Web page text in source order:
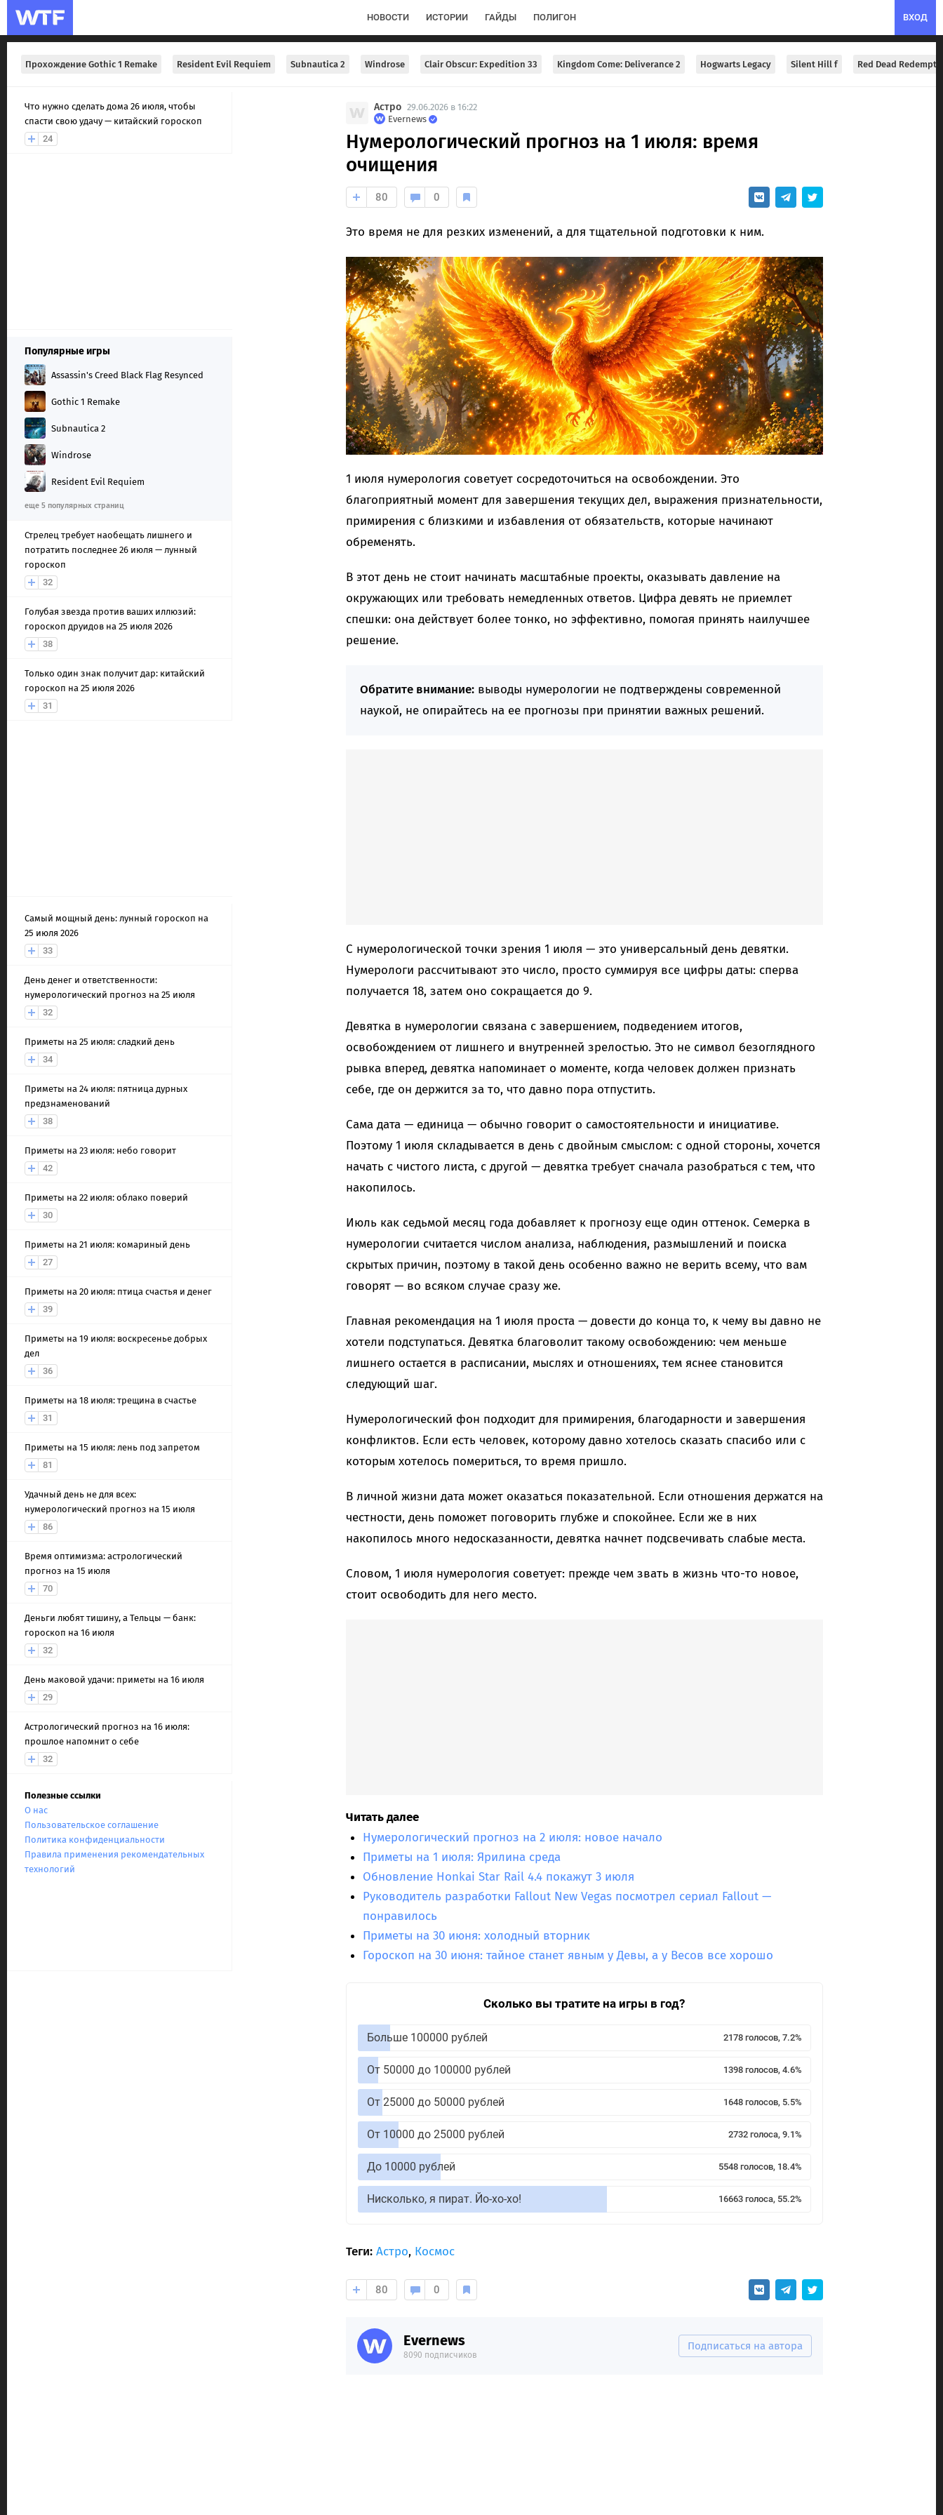
ВХОД
НОВОСТИ ИСТОРИИ ГАЙДЫ ПОЛИГОН
Прохождение Gothic 1 Remake Resident Evil Requiem Subnautica 2 Windrose Clair Obscur: Expedition 33 Kingdom Come: Deliverance 2 Hogwarts Legacy Silent Hill f Red Dead
Что нужно сделать дома 26 июля, чтобы
спасти свою удачу — китайский гороскоп
24
Популярные игры
Assassin's Creed Black Flag Resynced
Gothic 1 Remake
Subnautica 2
Windrose
Resident Evil Requiem
еще 5 популярных страниц
Стрелец требует наобещать лишнего и
потратить последнее 26 июля — лунный
гороскоп
32
Голубая звезда против ваших иллюзий:
гороскоп друидов на 25 июля 2026
38
Только один знак получит дар: китайский
гороскоп на 25 июля 2026
31
Самый мощный день: лунный гороскоп на
25 июля 2026
33
День денег и ответственности:
нумерологический прогноз на 25 июля
32
Приметы на 25 июля: сладкий день
34
Приметы на 24 июля: пятница дурных
предзнаменований
38
Приметы на 23 июля: небо говорит
42
Приметы на 22 июля: облако поверий
30
Приметы на 21 июля: комариный день
27
Приметы на 20 июля: птица счастья и денег
39
Приметы на 19 июля: воскресенье добрых
дел
36
Приметы на 18 июля: трещина в счастье
31
Приметы на 15 июля: лень под запретом
81
Удачный день не для всех:
нумерологический прогноз на 15 июля
86
Время оптимизма: астрологический
прогноз на 15 июля
70
Деньги любят тишину, а Тельцы — банк:
гороскоп на 16 июля
32
День маковой удачи: приметы на 16 июля
29
Астрологический прогноз на 16 июля:
прошлое напомнит о себе
32
Полезные ссылки
О нас
Пользовательское соглашение
Политика конфиденциальности
Правила применения рекомендательных
технологий
Астро 29.06.2026 в 16:22
Evernews
Нумерологический прогноз на 1 июля: время
очищения
80 0
Это время не для резких изменений, а для тщательной подготовки к ним.
1 июля нумерология советует сосредоточиться на освобождении. Это
благоприятный момент для завершения текущих дел, выражения признательности,
примирения с близкими и избавления от обязательств, которые начинают
обременять.
В этот день не стоит начинать масштабные проекты, оказывать давление на
окружающих или требовать немедленных ответов. Цифра девять не приемлет
спешки: она действует более тонко, но эффективно, помогая принять наилучшее
решение.
Обратите внимание:выводы нумерологии не подтверждены современной
наукой, не опирайтесь на ее прогнозы при принятии важных решений.
С нумерологической точки зрения 1 июля — это универсальный день девятки.
Нумерологи рассчитывают это число, просто суммируя все цифры даты: сперва
получается 18, затем оно сокращается до 9.
Девятка в нумерологии связана с завершением, подведением итогов,
освобождением от лишнего и внутренней зрелостью. Это не символ безоглядного
рывка вперед, девятка напоминает о моменте, когда человек должен признать
себе, где он держится за то, что давно пора отпустить.
Сама дата — единица — обычно говорит о самостоятельности и инициативе.
Поэтому 1 июля складывается в день с двойным смыслом: с одной стороны, хочется
начать с чистого листа, с другой — девятка требует сначала разобраться с тем, что
накопилось.
Июль как седьмой месяц года добавляет к прогнозу еще один оттенок. Семерка в
нумерологии считается числом анализа, наблюдения, размышлений и поиска
скрытых причин, поэтому в такой день особенно важно не верить всему, что вам
говорят — во всяком случае сразу же.
Главная рекомендация на 1 июля проста — довести до конца то, к чему вы давно не
хотели подступаться. Девятка благоволит такому освобождению: чем меньше
лишнего остается в расписании, мыслях и отношениях, тем яснее становится
следующий шаг.
Нумерологический фон подходит для примирения, благодарности и завершения
конфликтов. Если есть человек, которому давно хотелось сказать спасибо или с
которым хотелось помериться, то время пришло.
В личной жизни дата может оказаться показательной. Если отношения держатся на
честности, день поможет поговорить глубже и спокойнее. Если же в них
накопилось много недосказанности, девятка начнет подсвечивать слабые места.
Словом, 1 июля нумерология советует: прежде чем звать в жизнь что-то новое,
стоит освободить для него место.
Читать далее
Нумерологический прогноз на 2 июля: новое начало
Приметы на 1 июля: Ярилина среда
Обновление Honkai Star Rail 4.4 покажут 3 июля
Руководитель разработки Fallout New Vegas посмотрел сериал Fallout —
понравилось
Приметы на 30 июня: холодный вторник
Гороскоп на 30 июня: тайное станет явным у Девы, а у Весов все хорошо
Сколько вы тратите на игры в год?
Больше 100000 рублей 2178 голосов, 7.2%
От 50000 до 100000 рублей 1398 голосов, 4.6%
От 25000 до 50000 рублей 1648 голосов, 5.5%
От 10000 до 25000 рублей 2732 голоса, 9.1%
До 10000 рублей 5548 голосов, 18.4%
Нисколько, я пират. Йо-хо-хо! 16663 голоса, 55.2%
Теги: Астро, Космос
80 0
Evernews
8090 подписчиков
Подписаться на автора